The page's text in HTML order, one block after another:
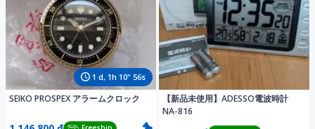
1 d, 1h 10" 54s
SEIKO PROSPEX アラームクロック
【新品未使用】ADESSO電波時計
NA-816